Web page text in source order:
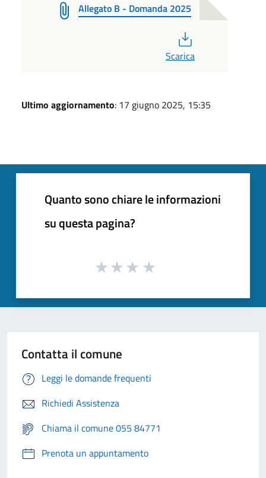
Allegato B - Domanda 2025
Scarica
Ultimo aggiornamento: 17 giugno 2025, 15:35
Quanto sono chiare le informazioni
su questa pagina?
Contatta il comune
Leggi le domande frequenti
Richiedi Assistenza
Chiama il comune 055 84771
Prenota un appuntamento